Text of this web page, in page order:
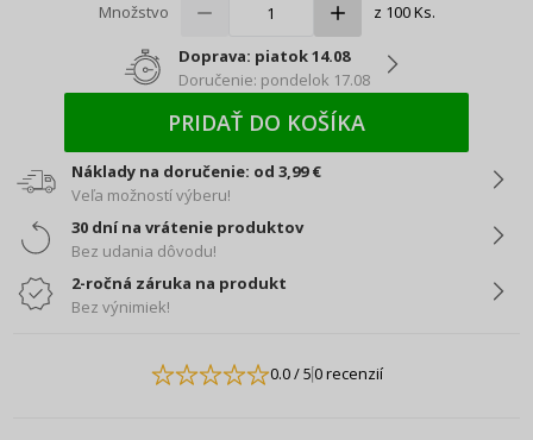
Množstvo z 100 Ks.
Doprava: piatok 14.08
Doručenie: pondelok 17.08
PRIDAŤ DO KOŠÍKA
Náklady na doručenie: od 3,99 €
Veľa možností výberu!
30 dní na vrátenie produktov
Bez udania dôvodu!
2-ročná záruka na produkt
Bez výnimiek!
0.0/ 50 recenzií